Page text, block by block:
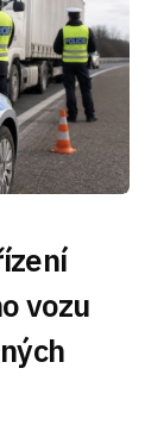
vozu